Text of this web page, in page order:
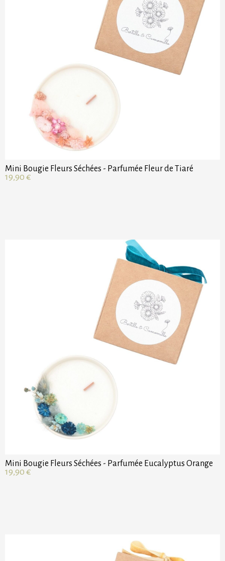
Mini Bougie Fleurs Séchées - Parfumée Fleur de Tiaré
19,90 €
Mini Bougie Fleurs Séchées - Parfumée Eucalyptus Orange
19,90 €